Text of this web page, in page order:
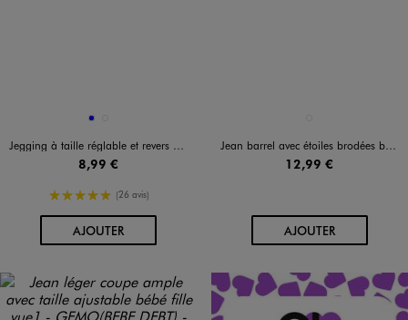
Disponible en 2 coloris
BLEU
Jegging à taille réglable et revers bébé fille
8,99 €
5/5 de moyenne
(26 avis)
AJOUTERAU PANIER
Jean barrel avec étoiles brodées bébé fille
12,99 €
AJOUTERAU PANIER